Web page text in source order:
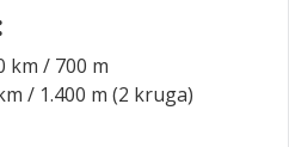
km / 700 m
/ 1.400 m (2 kruga)